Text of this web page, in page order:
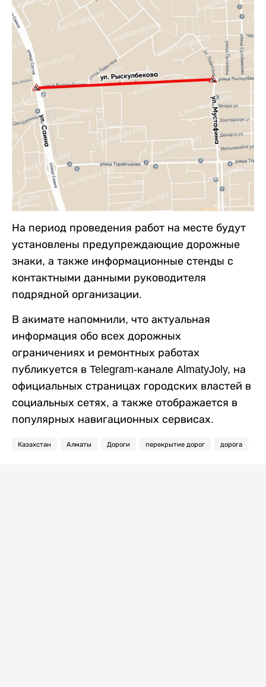
На период проведения работ на месте будут
установлены предупреждающие дорожные
знаки, а также информационные стенды с
контактными данными руководителя
подрядной организации.
В акимате напомнили, что актуальная
информация обо всех дорожных
ограничениях и ремонтных работах
публикуется в Telegram-канале AlmatyJoly, на
официальных страницах городских властей в
социальных сетях, а также отображается в
популярных навигационных сервисах.
Казахстан Алматы Дороги перекрытие дорог дорога